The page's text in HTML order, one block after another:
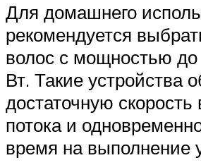
Для домашнего
рекомендуется
волос с мощностью
Вт. Такие устройства
достаточную скорость
потока и
время на выполнение